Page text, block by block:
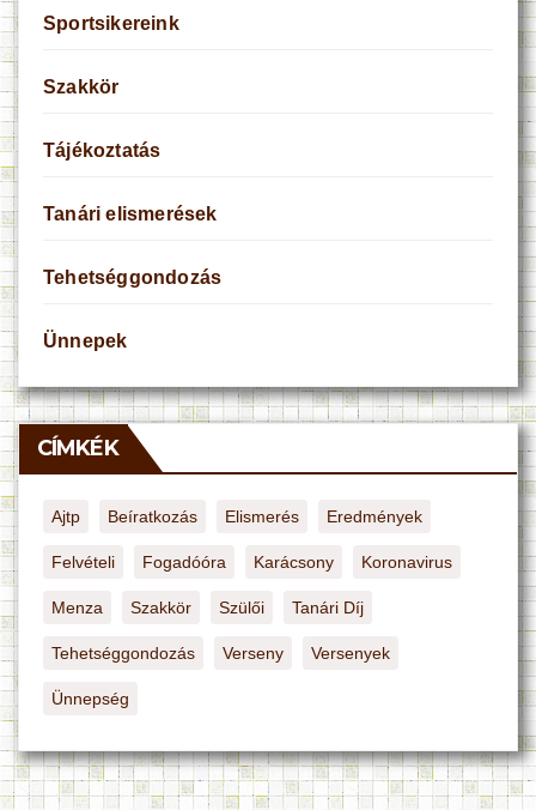
Sportsikereink
Szakkör
Tájékoztatás
Tanári elismerések
Tehetséggondozás
Ünnepek
CÍMKÉK
Ajtp Beíratkozás Elismerés Eredmények
Felvételi Fogadóóra Karácsony Koronavirus
Menza Szakkör Szülői Tanári Díj
Tehetséggondozás Verseny Versenyek
Ünnepség